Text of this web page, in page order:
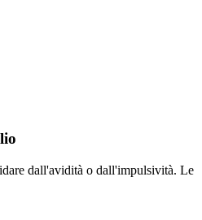
dall'avidità o dall'impulsività. Le